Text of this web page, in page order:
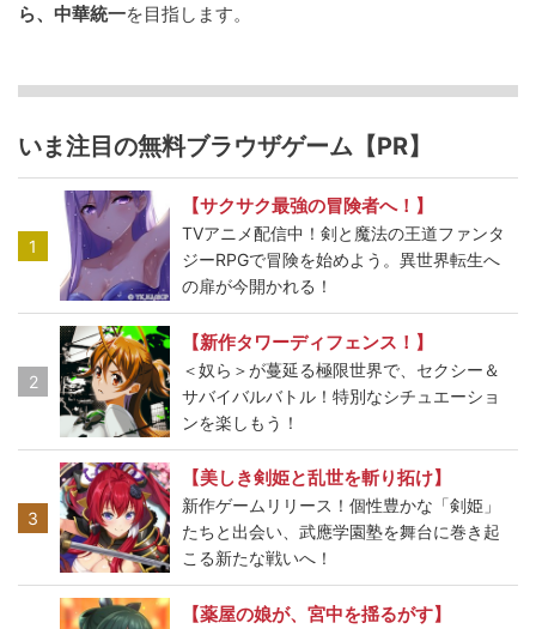
ら、中華統一を目指します。
いま注目の無料ブラウザゲーム【PR】
1
【サクサク最強の冒険者へ！】
TVアニメ配信中！剣と魔法の王道ファンタ
ジーRPGで冒険を始めよう。異世界転生へ
の扉が今開かれる！
2
【新作タワーディフェンス！】
＜奴ら＞が蔓延る極限世界で、セクシー＆
サバイバルバトル！特別なシチュエーショ
ンを楽しもう！
3
【美しき剣姫と乱世を斬り拓け】
新作ゲームリリース！個性豊かな「剣姫」
たちと出会い、武應学園塾を舞台に巻き起
こる新たな戦いへ！
【薬屋の娘が、宮中を揺るがす】